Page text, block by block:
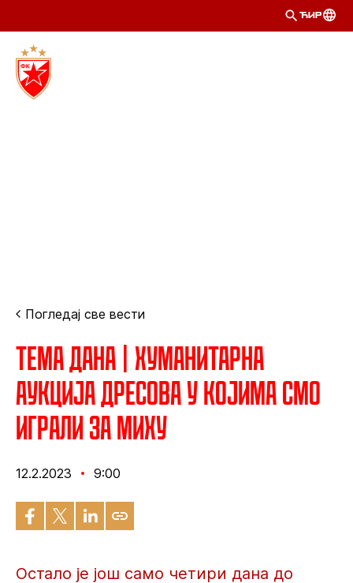
ЋИР
Погледај све вести
Тема дана | Хуманитарна
аукција дресова у којима смо
играли за Миху
12.2.2023 9:00
Остало је још само четири дана до